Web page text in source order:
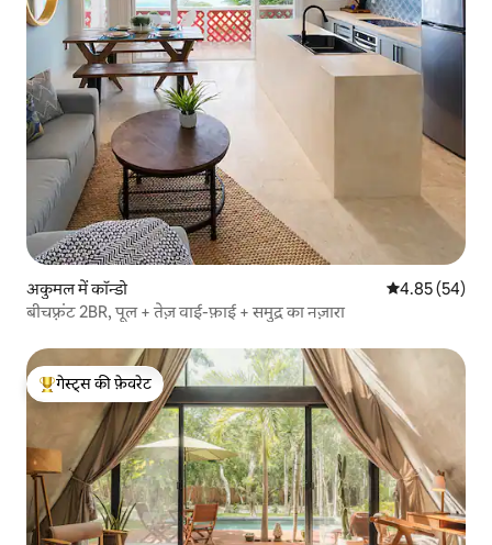
अकुमल में कॉन्डो औसत रेटिंग 5 में
4.85 (54)
बीचफ़्रंट 2BR, पूल + तेज़ वाई-फ़ाई + समुद्र का नज़ारा
गेस्ट्स का टॉप फ़ेवरेट
गेस्ट्स की फ़ेवरेट